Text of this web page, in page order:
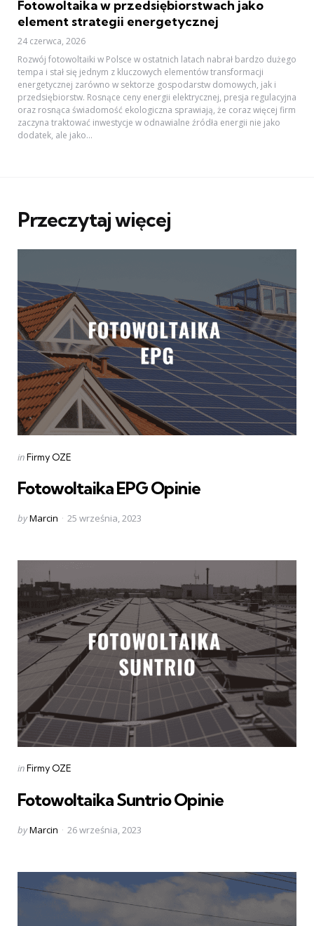
Fotowoltaika w przedsiębiorstwach jako
element strategii energetycznej
24 czerwca, 2026
Rozwój fotowoltaiki w Polsce w ostatnich latach nabrał bardzo dużego
tempa i stał się jednym z kluczowych elementów transformacji
energetycznej zarówno w sektorze gospodarstw domowych, jak i
przedsiębiorstw. Rosnące ceny energii elektrycznej, presja regulacyjna
oraz rosnąca świadomość ekologiczna sprawiają, że coraz więcej firm
zaczyna traktować inwestycje w odnawialne źródła energii nie jako
dodatek, ale jako...
Przeczytaj więcej
Categories
Posted
inFirmy OZE
Fotowoltaika EPG Opinie
Posted
byMarcin 25 września, 2023
Categories
Posted
inFirmy OZE
Fotowoltaika Suntrio Opinie
Posted
byMarcin 26 września, 2023